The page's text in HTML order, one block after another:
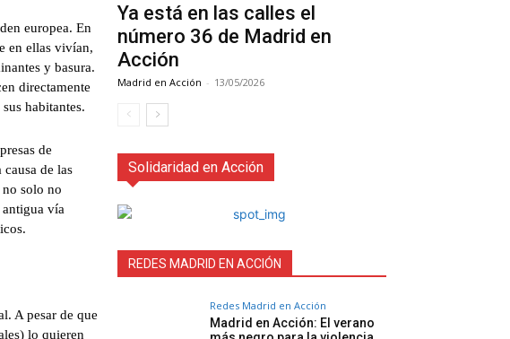
europea. En
en ellas vivían,
y basura.
directamente
habitantes.
de
de las
solo no
antigua vía
A pesar de que
lo quieren
Ya está en las calles el
número 36 de Madrid en
Acción
Madrid en Acción - 13/05/2026
Solidaridad en Acción
REDES MADRID EN ACCIÓN
Redes Madrid en Acción
Madrid en Acción: El verano